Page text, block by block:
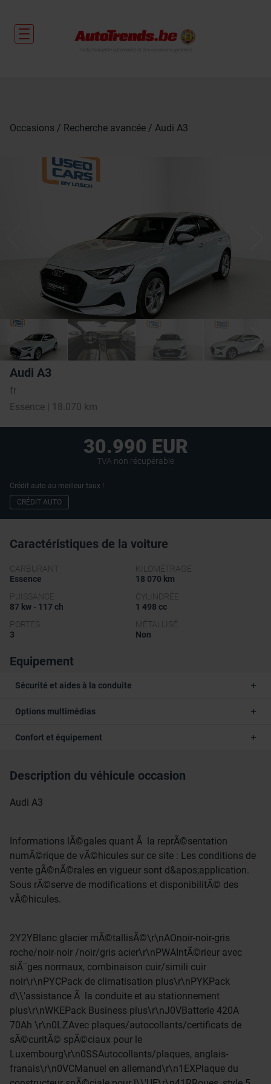
Occasions Recherche avancée Audi A3
Audi A3
fr
Essence | 18.070 km
30.990 EUR
TVA non récupérable
Crédit auto au meilleur taux !
CRÉDIT AUTO
Caractéristiques de la voiture
CARBURANT
Essence
KILOMÉTRAGE
18 070 km
PUISSANCE
87 kw - 117 ch
CYLINDRÉE
1 498 cc
PORTES
3
MÉTALLISÉ
Non
Equipement
Sécurité et aides à la conduite
Options multimédias
Confort et équipement
Description du véhicule occasion
Audi A3
Informations lÃ©gales quant Ã la reprÃ©sentation
numÃ©rique de vÃ©hicules sur ce site : Les conditions de
vente gÃ©nÃ©rales en vigueur sont d&apos;application.
Sous rÃ©serve de modifications et disponibilitÃ© des
vÃ©hicules.
2Y2YBlanc glacier mÃ©tallisÃ©\r\nAOnoir-noir-gris
roche/noir-noir /noir/gris acier\r\nPWAIntÃ©rieur avec
siÃ¨ges normaux, combinaison cuir/simili cuir
noir\r\nPYCPack de climatisation plus\r\nPYKPack
d\\'assistance Ã la conduite et au stationnement
plus\r\nWKEPack Business plus\r\nJ0VBatterie 420A
70Ah \r\n0LZAvec plaques/autocollants/certificats de
sÃ©curitÃ© spÃ©ciaux pour le
Luxembourg\r\n0SSAutocollants/plaques, anglais-
franais\r\n0VCManuel en allemand\r\n1EXPlaque du